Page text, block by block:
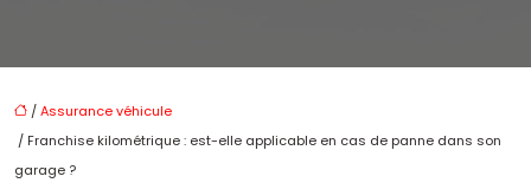
/Assurance véhicule
/ Franchise kilométrique : est-elle applicable en cas de panne dans son
garage ?